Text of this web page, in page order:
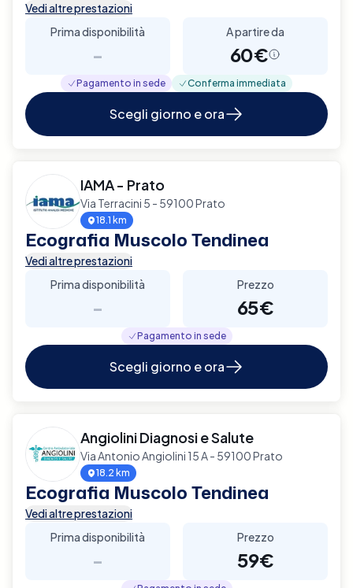
Vedi altre prestazioni
Prima disponibilità
-
A partire da
60€
Pagamento in sede Conferma immediata
Scegli giorno e ora
IAMA - Prato
Via Terracini 5 - 59100 Prato
18.1 km
Ecografia Muscolo Tendinea
Vedi altre prestazioni
Prima disponibilità
-
Prezzo
65€
Pagamento in sede
Scegli giorno e ora
Angiolini Diagnosi e Salute
Via Antonio Angiolini 15 A - 59100 Prato
18.2 km
Ecografia Muscolo Tendinea
Vedi altre prestazioni
Prima disponibilità
-
Prezzo
59€